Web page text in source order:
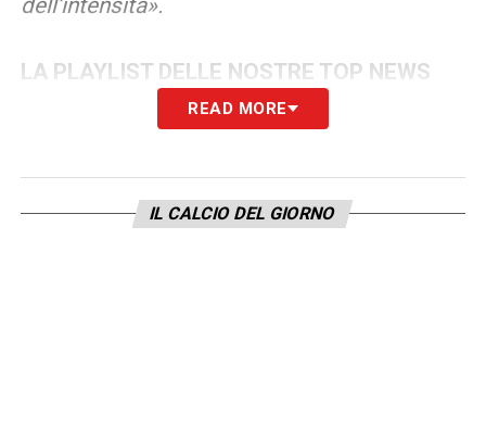
LA PLAYLIST DELLE NOSTRE TOP NEWS
READ MORE
IL CALCIO DEL GIORNO